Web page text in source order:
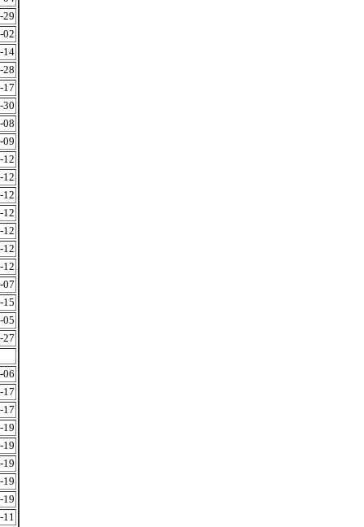
29
02
14
28
17
30
08
09
12
12
12
12
12
12
12
07
15
05
27
06
17
17
19
19
19
19
19